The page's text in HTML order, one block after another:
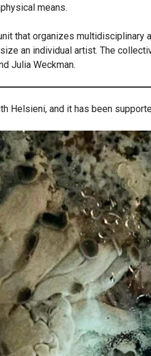
means.
that organizes
an individual artist. The
Julia Weckman.
Helsieni, and it has been